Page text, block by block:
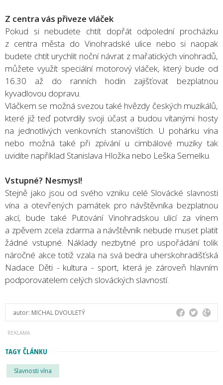
Z centra vás přiveze vláček
Pokud si nebudete chtít dopřát odpolední procházku
z centra města do Vinohradské ulice nebo si naopak
budete chtít urychlit noční návrat z mařatických vinohradů,
můžete využít speciální motorový vláček, který bude od
16.30 až do ranních hodin zajišťovat bezplatnou
kyvadlovou dopravu.
Vláčkem se možná svezou také hvězdy českých muzikálů,
které již teď potvrdily svoji účast a budou vítanými hosty
na jednotlivých venkovních stanovištích. U pohárku vína
nebo možná také při zpívání u cimbálové muziky tak
uvidíte například Stanislava Hložka nebo Leška Semelku.
Vstupné? Nesmysl!
Stejně jako jsou od svého vzniku celé Slovácké slavnosti
vína a otevřených památek pro návštěvníka bezplatnou
akcí, bude také Putování Vinohradskou ulicí za vínem
a zpěvem zcela zdarma a návštěvník nebude muset platit
žádné vstupné. Náklady nezbytné pro uspořádání tolik
náročné akce totiž vzala na svá bedra uherskohradišťská
Nadace Děti - kultura - sport, která je zároveň hlavním
podporovatelem celých slováckých slavností.
autor: MICHAL DVOULETÝ
TAGY ČLÁNKU
Slavnosti vína